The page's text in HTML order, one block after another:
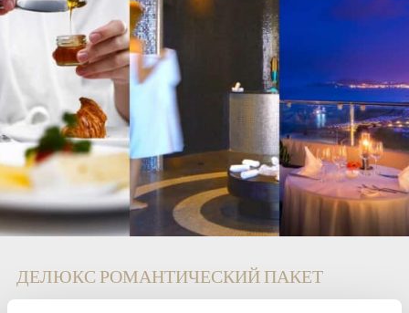
ДЕЛЮКС РОМАНТИЧЕСКИЙ ПАКЕТ